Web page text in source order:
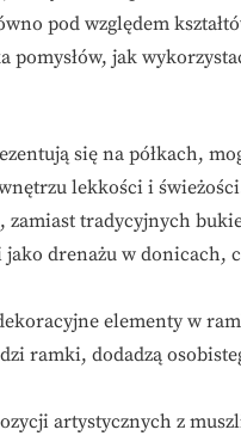
pod względem
pomysłów, jak
się na półkach,
lekkości i
zamiast tradycyjnych
jako drenażu w donicach,
elementy w
ramki, dodadzą
artystycznych z